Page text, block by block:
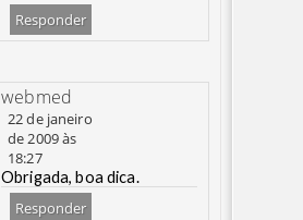
Responder
webmed
22 de janeiro
de 2009 às
18:27
Obrigada, boa dica.
Responder